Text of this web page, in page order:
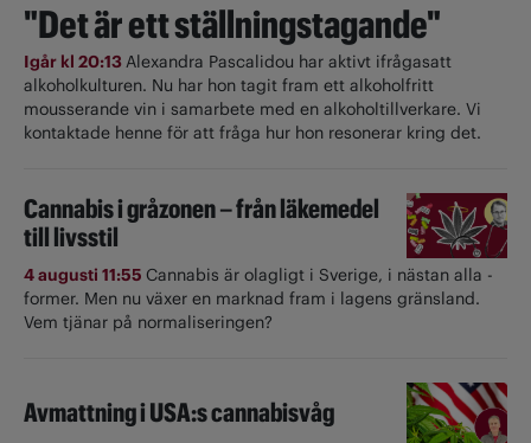
"Det är ett ställningstagande"
Igår kl 20:13Alexandra Pascalidou har aktivt ifrågasatt
alkoholkulturen. Nu har hon tagit fram ett alkoholfritt
mousserande vin i samarbete med en alkoholtillverkare. Vi
kontaktade henne för att fråga hur hon resonerar kring det.
Cannabis i gråzonen – från läkemedel
till livsstil
4 augusti 11:55 Cannabis är olagligt i ­Sverige, i nästan alla ­
former. Men nu växer en marknad fram i lagens gränsland.
Vem tjänar på normaliseringen?
Avmattning i USA:s cannabisvåg